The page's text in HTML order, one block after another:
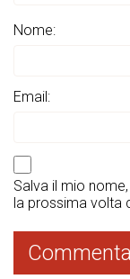
Nome:
Email:
Salva il mio
la prossima volta